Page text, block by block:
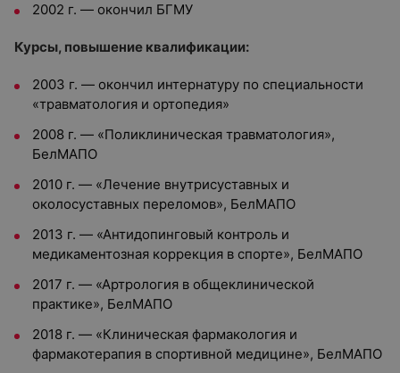
2002 г. — окончил БГМУ
Курсы, повышение квалификации:
2003 г. — окончил интернатуру по специальности
«травматология и ортопедия»
2008 г. — «Поликлиническая травматология»,
БелМАПО
2010 г. — «Лечение внутрисуставных и
околосуставных переломов», БелМАПО
2013 г. — «Антидопинговый контроль и
медикаментозная коррекция в спорте», БелМАПО
2017 г. — «Артрология в общеклинической
практике», БелМАПО
2018 г. — «Клиническая фармакология и
фармакотерапия в спортивной медицине», БелМАПО